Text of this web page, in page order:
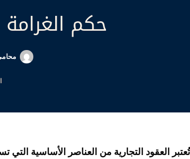
حكم
تُعتبر العقود التجارية من العناصر الأساسية